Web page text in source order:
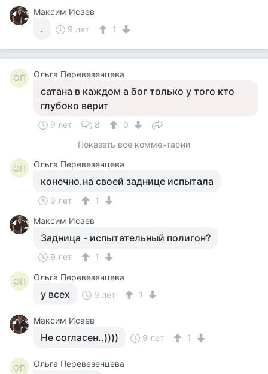
Максим Исаев
. 9 лет 1
ОП Ольга Перевезенцева
сатана в каждом а бог только у того кто
глубоко верит
9 лет 8
0
Показать все комментарии
ОП Ольга Перевезенцева
конечно.на своей заднице испытала
9 лет
1
Максим Исаев
Задница - испытательный полигон?
9 лет 1
ОП Ольга Перевезенцева
у всех 9 лет 1
Максим Исаев
Не согласен..)))) 9 лет 1
ОП Ольга Перевезенцева